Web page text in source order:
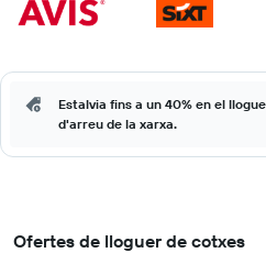
Estalvia fins a un 40% en el
d'arreu de la xarxa.
Ofertes de lloguer de cotxes